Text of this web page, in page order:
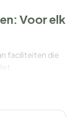
Voor elk
faciliteiten die
met uitzicht.